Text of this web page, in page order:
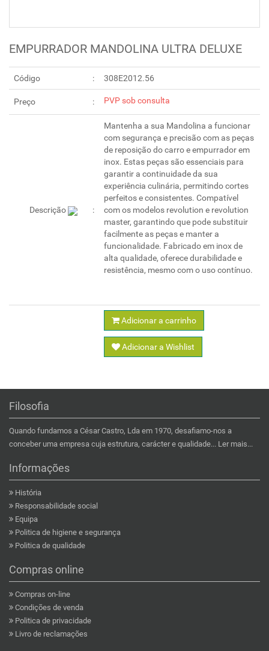
EMPURRADOR MANDOLINA ULTRA DELUXE
Código 308E2012.56
Preço PVP sob consulta
Descrição
Mantenha a sua Mandolina a funcionar
com segurança e precisão com as peças
de reposição do carro e empurrador em
inox. Estas peças são essenciais para
garantir a continuidade da sua
experiência culinária, permitindo cortes
perfeitos e consistentes. Compatível
com os modelos revolution e revolution
master, garantindo que pode substituir
facilmente as peças e manter a
funcionalidade. Fabricado em inox de
alta qualidade, oferece durabilidade e
resistência, mesmo com o uso contínuo.
Adicionar a carrinho
Adicionar a Wishlist
Filosofia
Quando fundamos a César Castro, Lda em 1970, desafiamo-nos a
conceber uma empresa cuja estrutura, carácter e qualidade... Ler mais...
Informações
História
Responsabilidade social
Equipa
Politica de higiene e segurança
Politica de qualidade
Compras online
Compras on-line
Condições de venda
Politica de privacidade
Livro de reclamações